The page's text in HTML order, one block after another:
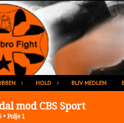
HOLD BLIV MEDLEM
mod CBS Sport
• Pulje 1